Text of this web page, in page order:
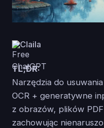
Claila
TL;DR:
Narzędzia do
OCR + generatywne
z obrazów, plików
zachowując